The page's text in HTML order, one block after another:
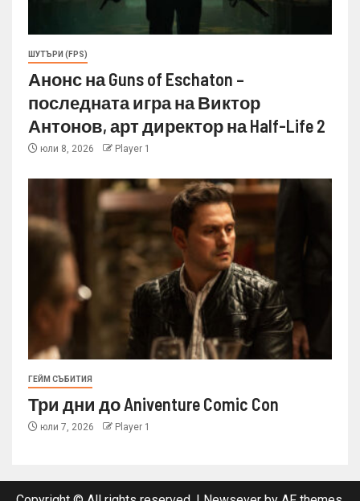
ШУТЪРИ (FPS)
Анонс на Guns of Eschaton –
последната игра на Виктор
Антонов, арт директор на Half-Life 2
юли 8, 2026 Player 1
ГЕЙМ СЪБИТИЯ
Три дни до Aniventure Comic Con
юли 7, 2026 Player 1